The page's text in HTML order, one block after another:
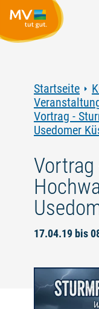
Startseite
Vortrag -
Usedomer
17.04.19 bis